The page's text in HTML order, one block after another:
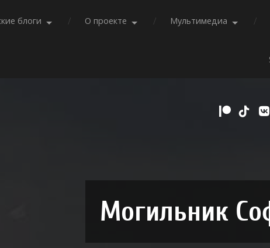
блоги О проекте Мультимедиа
Могильник